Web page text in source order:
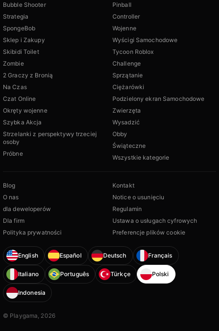
Bubble Shooter
Strategia
SpongeBob
Sklep i Zakupy
Skibidi Toilet
Zombie
2 Graczy z Bronią
Na Czas
Czat Online
Okręty wojenne
Szybka Akcja
Strzelanki z perspektywy trzeciej
osoby
Próbne
Pinball
Controller
Wojenne
Wyścigi Samochodowe
Tycoon Roblox
Challenge
Sprzątanie
Ciężarówki
Podzielony ekran Samochodowe
Zwierzęta
Wysadzić
Obby
Świąteczne
Wszystkie kategorie
Blog
O nas
dla deweloperów
Dla firm
Polityka prywatności
Kontakt
Notice o usunięciu
Regulamin
Ustawa o usługach cyfrowych
Preferencje plików cookie
English Español Deutsch Français
Italiano Português Türkçe Polski
Indonesia
© Playgama, 2026